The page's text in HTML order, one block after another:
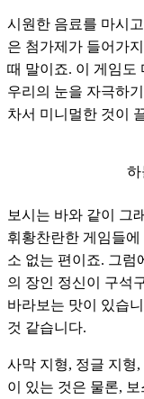
시원한 음료를 마시
은 첨가제가 들어가
때 말이죠. 이 게임도
우리의 눈을 자극하
차서 미니멀한 것이
하
보시는 바와 같이 그
휘황찬란한 게임들
소 없는 편이죠. 그럼
의 장인 정신이 구석
바라보는 맛이 있습
것 같습니다.
사막 지형, 정글 지형
이 있는 것은 물론,